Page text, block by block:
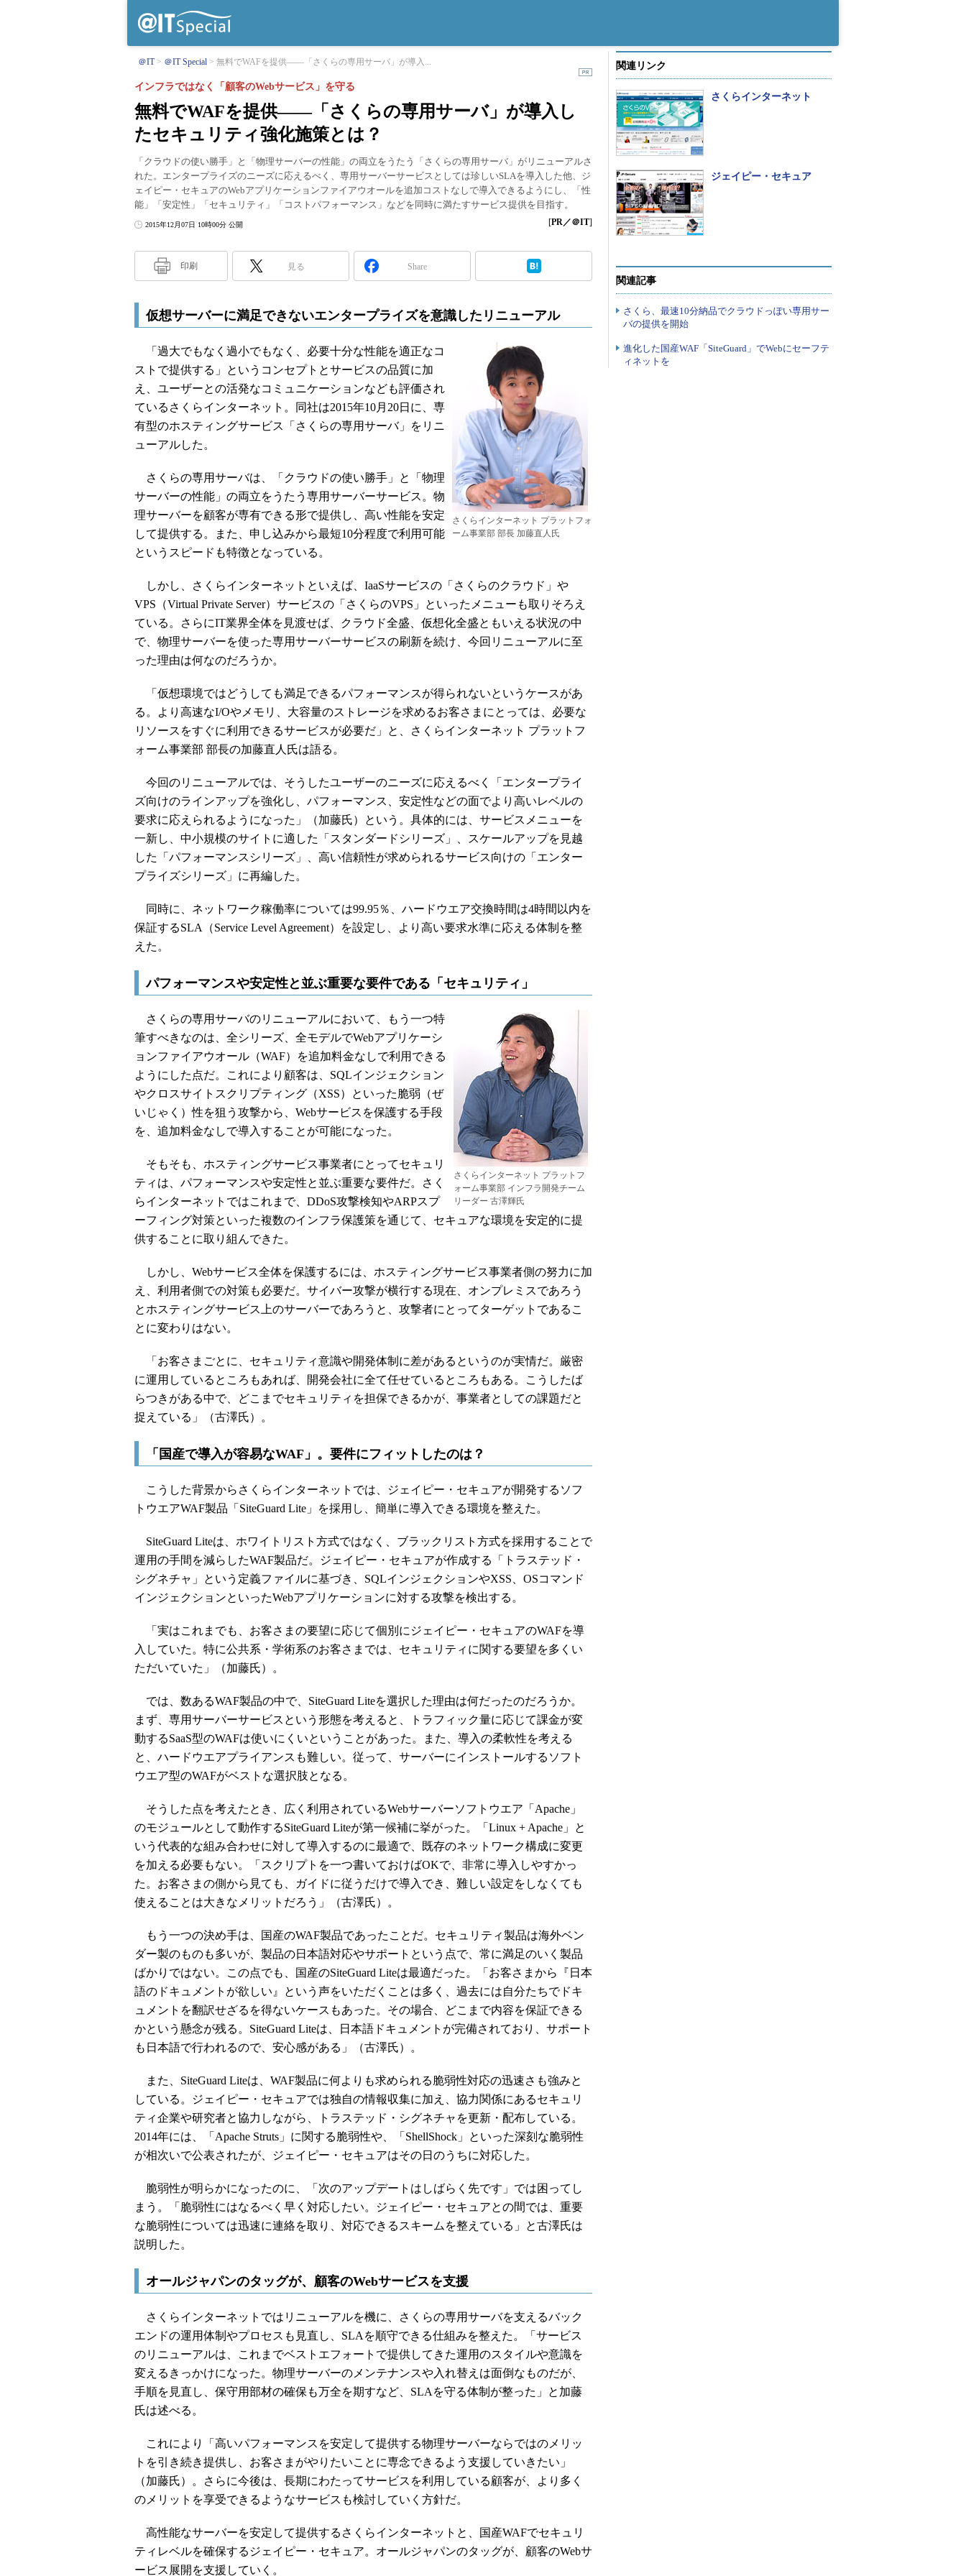
＠IT ＠IT Special 無料でWAFを提供――「さくらの専用サーバ」が導入...
無料でWAFを提供――「さくらの専用サーバ」が導入し
たセキュリティ強化施策とは？
インフラではなく「顧客のWebサービス」を守る
「クラウドの使い勝手」と「物理サーバーの性能」の両立をうたう「さくらの専用サーバ」がリニューアルさ
れた。エンタープライズのニーズに応えるべく、専用サーバーサービスとしては珍しいSLAを導入した他、ジ
ェイピー・セキュアのWebアプリケーションファイアウオールを追加コストなしで導入できるようにし、「性
能」「安定性」「セキュリティ」「コストパフォーマンス」などを同時に満たすサービス提供を目指す。
2015年12月07日 10時00分 公開 [PR／＠IT]
印刷 見る Share
仮想サーバーに満足できないエンタープライズを意識したリニューアル
さくらインターネット プラットフォ
ーム事業部 部長 加藤直人氏
「過大でもなく過小でもなく、必要十分な性能を適正なコ
ストで提供する」というコンセプトとサービスの品質に加
え、ユーザーとの活発なコミュニケーションなども評価され
ているさくらインターネット。同社は2015年10月20日に、専
有型のホスティングサービス「さくらの専用サーバ」をリニ
ューアルした。
さくらの専用サーバは、「クラウドの使い勝手」と「物理
サーバーの性能」の両立をうたう専用サーバーサービス。物
理サーバーを顧客が専有できる形で提供し、高い性能を安定
して提供する。また、申し込みから最短10分程度で利用可能
というスピードも特徴となっている。
しかし、さくらインターネットといえば、IaaSサービスの「さくらのクラウド」や
VPS（Virtual Private Server）サービスの「さくらのVPS」といったメニューも取りそろえ
ている。さらにIT業界全体を見渡せば、クラウド全盛、仮想化全盛ともいえる状況の中
で、物理サーバーを使った専用サーバーサービスの刷新を続け、今回リニューアルに至
った理由は何なのだろうか。
「仮想環境ではどうしても満足できるパフォーマンスが得られないというケースがあ
る。より高速なI/Oやメモリ、大容量のストレージを求めるお客さまにとっては、必要な
リソースをすぐに利用できるサービスが必要だ」と、さくらインターネット プラットフ
ォーム事業部 部長の加藤直人氏は語る。
今回のリニューアルでは、そうしたユーザーのニーズに応えるべく「エンタープライ
ズ向けのラインアップを強化し、パフォーマンス、安定性などの面でより高いレベルの
要求に応えられるようになった」（加藤氏）という。具体的には、サービスメニューを
一新し、中小規模のサイトに適した「スタンダードシリーズ」、スケールアップを見越
した「パフォーマンスシリーズ」、高い信頼性が求められるサービス向けの「エンター
プライズシリーズ」に再編した。
同時に、ネットワーク稼働率については99.95％、ハードウエア交換時間は4時間以内を
保証するSLA（Service Level Agreement）を設定し、より高い要求水準に応える体制を整
えた。
パフォーマンスや安定性と並ぶ重要な要件である「セキュリティ」
さくらインターネット プラットフ
ォーム事業部 インフラ開発チーム
リーダー 古澤輝氏
さくらの専用サーバのリニューアルにおいて、もう一つ特
筆すべきなのは、全シリーズ、全モデルでWebアプリケーシ
ョンファイアウオール（WAF）を追加料金なしで利用できる
ようにした点だ。これにより顧客は、SQLインジェクション
やクロスサイトスクリプティング（XSS）といった脆弱（ぜ
いじゃく）性を狙う攻撃から、Webサービスを保護する手段
を、追加料金なしで導入することが可能になった。
そもそも、ホスティングサービス事業者にとってセキュリ
ティは、パフォーマンスや安定性と並ぶ重要な要件だ。さく
らインターネットではこれまで、DDoS攻撃検知やARPスプ
ーフィング対策といった複数のインフラ保護策を通じて、セキュアな環境を安定的に提
供することに取り組んできた。
しかし、Webサービス全体を保護するには、ホスティングサービス事業者側の努力に加
え、利用者側での対策も必要だ。サイバー攻撃が横行する現在、オンプレミスであろう
とホスティングサービス上のサーバーであろうと、攻撃者にとってターゲットであるこ
とに変わりはない。
「お客さまごとに、セキュリティ意識や開発体制に差があるというのが実情だ。厳密
に運用しているところもあれば、開発会社に全て任せているところもある。こうしたば
らつきがある中で、どこまでセキュリティを担保できるかが、事業者としての課題だと
捉えている」（古澤氏）。
「国産で導入が容易なWAF」。要件にフィットしたのは？
こうした背景からさくらインターネットでは、ジェイピー・セキュアが開発するソフ
トウエアWAF製品「SiteGuard Lite」を採用し、簡単に導入できる環境を整えた。
SiteGuard Liteは、ホワイトリスト方式ではなく、ブラックリスト方式を採用することで
運用の手間を減らしたWAF製品だ。ジェイピー・セキュアが作成する「トラステッド・
シグネチャ」という定義ファイルに基づき、SQLインジェクションやXSS、OSコマンド
インジェクションといったWebアプリケーションに対する攻撃を検出する。
「実はこれまでも、お客さまの要望に応じて個別にジェイピー・セキュアのWAFを導
入していた。特に公共系・学術系のお客さまでは、セキュリティに関する要望を多くい
ただいていた」（加藤氏）。
では、数あるWAF製品の中で、SiteGuard Liteを選択した理由は何だったのだろうか。
まず、専用サーバーサービスという形態を考えると、トラフィック量に応じて課金が変
動するSaaS型のWAFは使いにくいということがあった。また、導入の柔軟性を考える
と、ハードウエアプライアンスも難しい。従って、サーバーにインストールするソフト
ウエア型のWAFがベストな選択肢となる。
そうした点を考えたとき、広く利用されているWebサーバーソフトウエア「Apache」
のモジュールとして動作するSiteGuard Liteが第一候補に挙がった。「Linux + Apache」と
いう代表的な組み合わせに対して導入するのに最適で、既存のネットワーク構成に変更
を加える必要もない。「スクリプトを一つ書いておけばOKで、非常に導入しやすかっ
た。お客さまの側から見ても、ガイドに従うだけで導入でき、難しい設定をしなくても
使えることは大きなメリットだろう」（古澤氏）。
もう一つの決め手は、国産のWAF製品であったことだ。セキュリティ製品は海外ベン
ダー製のものも多いが、製品の日本語対応やサポートという点で、常に満足のいく製品
ばかりではない。この点でも、国産のSiteGuard Liteは最適だった。「お客さまから『日本
語のドキュメントが欲しい』という声をいただくことは多く、過去には自分たちでドキ
ュメントを翻訳せざるを得ないケースもあった。その場合、どこまで内容を保証できる
かという懸念が残る。SiteGuard Liteは、日本語ドキュメントが完備されており、サポート
も日本語で行われるので、安心感がある」（古澤氏）。
また、SiteGuard Liteは、WAF製品に何よりも求められる脆弱性対応の迅速さも強みと
している。ジェイピー・セキュアでは独自の情報収集に加え、協力関係にあるセキュリ
ティ企業や研究者と協力しながら、トラステッド・シグネチャを更新・配布している。
2014年には、「Apache Struts」に関する脆弱性や、「ShellShock」といった深刻な脆弱性
が相次いで公表されたが、ジェイピー・セキュアはその日のうちに対応した。
脆弱性が明らかになったのに、「次のアップデートはしばらく先です」では困ってし
まう。「脆弱性にはなるべく早く対応したい。ジェイピー・セキュアとの間では、重要
な脆弱性については迅速に連絡を取り、対応できるスキームを整えている」と古澤氏は
説明した。
オールジャパンのタッグが、顧客のWebサービスを支援
さくらインターネットではリニューアルを機に、さくらの専用サーバを支えるバック
エンドの運用体制やプロセスも見直し、SLAを順守できる仕組みを整えた。「サービス
のリニューアルは、これまでベストエフォートで提供してきた運用のスタイルや意識を
変えるきっかけになった。物理サーバーのメンテナンスや入れ替えは面倒なものだが、
手順を見直し、保守用部材の確保も万全を期すなど、SLAを守る体制が整った」と加藤
氏は述べる。
これにより「高いパフォーマンスを安定して提供する物理サーバーならではのメリッ
トを引き続き提供し、お客さまがやりたいことに専念できるよう支援していきたい」
（加藤氏）。さらに今後は、長期にわたってサービスを利用している顧客が、より多く
のメリットを享受できるようなサービスも検討していく方針だ。
高性能なサーバーを安定して提供するさくらインターネットと、国産WAFでセキュリ
ティレベルを確保するジェイピー・セキュア。オールジャパンのタッグが、顧客のWebサ
ービス展開を支援していく。
関連リンク
さくらインターネット
ジェイピー・セキュア
関連記事
さくら、最速10分納品でクラウドっぽい専用サー
バの提供を開始
進化した国産WAF「SiteGuard」でWebにセーフテ
ィネットを